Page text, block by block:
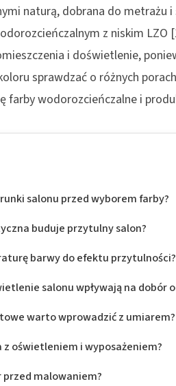
naturą, dobrana do metrażu
z niskim
i doświetlenie,
sprawdzać o różnych
farby wodorozcieńczalne i
salonu przed wyborem farby?
buduje przytulny salon?
barwy do efektu przytulności?
salonu wpływają na dobór
warto wprowadzić z umiarem?
z oświetleniem i wyposażeniem?
malowaniem?